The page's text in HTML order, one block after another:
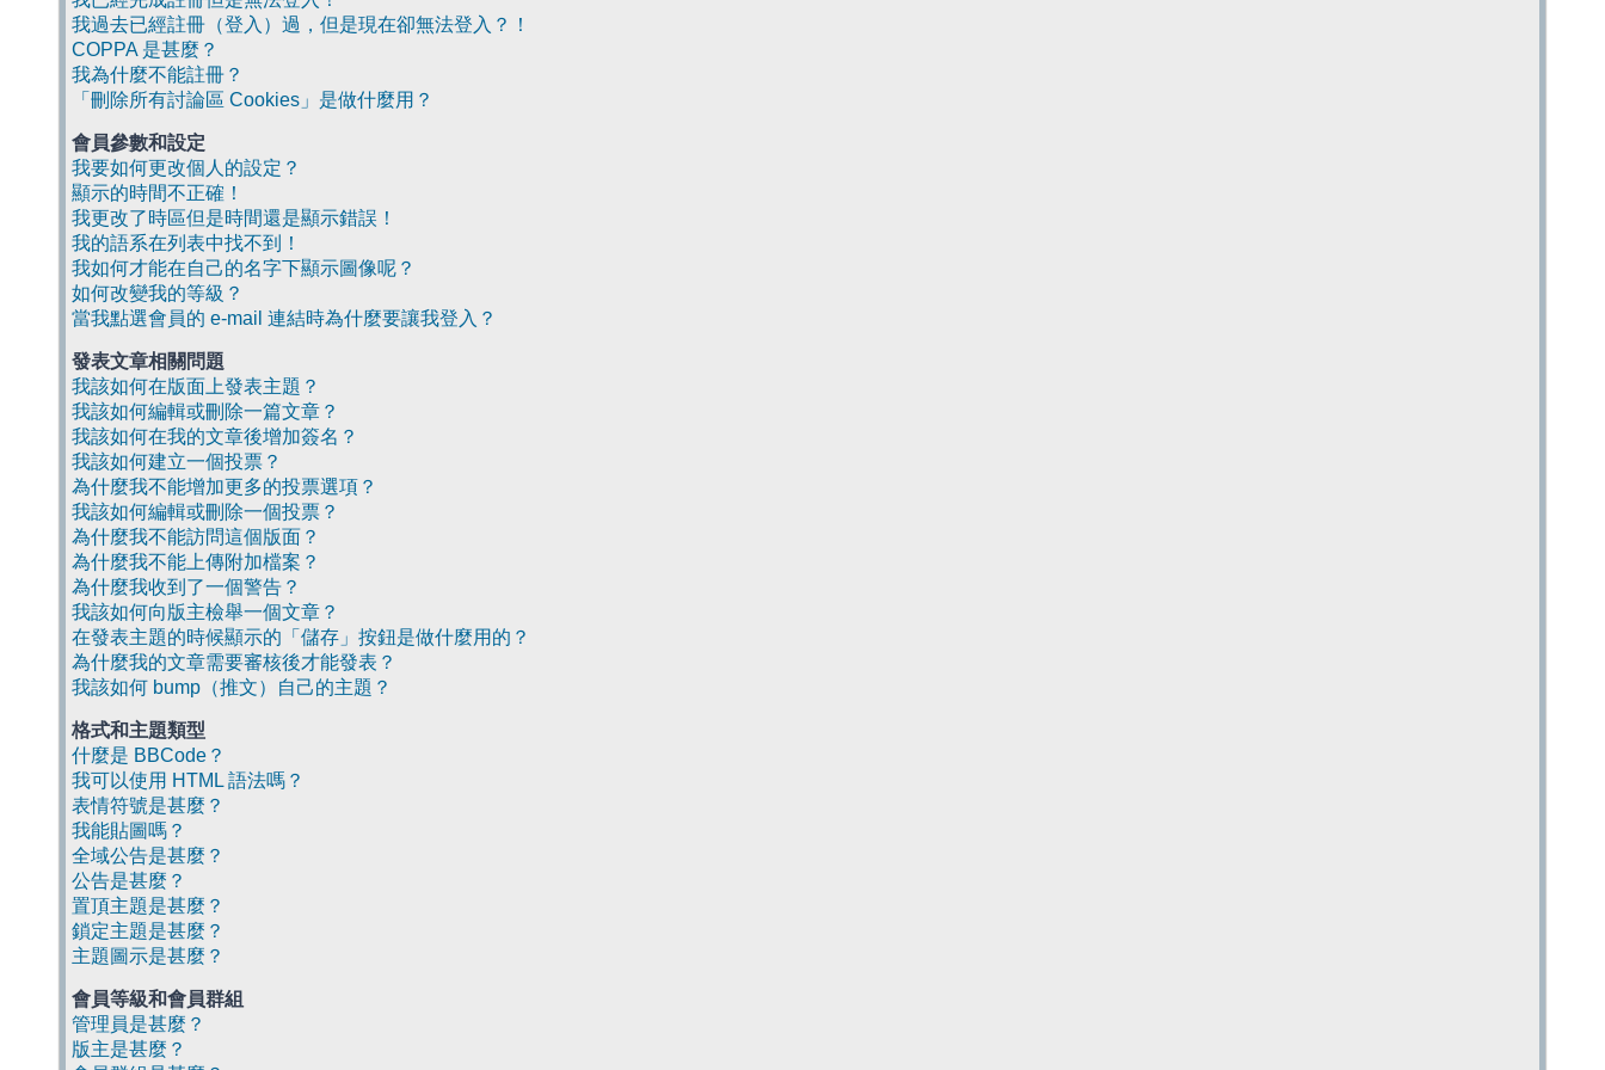
我過去已經註冊（登入）過，但是現在卻無法登入？！
COPPA 是甚麼？
我為什麼不能註冊？
「刪除所有討論區 Cookies」是做什麼用？
會員參數和設定
我要如何更改個人的設定？
顯示的時間不正確！
我更改了時區但是時間還是顯示錯誤！
我的語系在列表中找不到！
我如何才能在自己的名字下顯示圖像呢？
如何改變我的等級？
當我點選會員的 e-mail 連結時為什麼要讓我登入？
發表文章相關問題
我該如何在版面上發表主題？
我該如何編輯或刪除一篇文章？
我該如何在我的文章後增加簽名？
我該如何建立一個投票？
為什麼我不能增加更多的投票選項？
我該如何編輯或刪除一個投票？
為什麼我不能訪問這個版面？
為什麼我不能上傳附加檔案？
為什麼我收到了一個警告？
我該如何向版主檢舉一個文章？
在發表主題的時候顯示的「儲存」按鈕是做什麼用的？
為什麼我的文章需要審核後才能發表？
我該如何 bump（推文）自己的主題？
格式和主題類型
什麼是 BBCode？
我可以使用 HTML 語法嗎？
表情符號是甚麼？
我能貼圖嗎？
全域公告是甚麼？
公告是甚麼？
置頂主題是甚麼？
鎖定主題是甚麼？
主題圖示是甚麼？
會員等級和會員群組
管理員是甚麼？
版主是甚麼？